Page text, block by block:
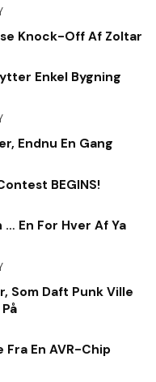
Knock-Off Af Zoltar
Enkel Bygning
Endnu En Gang
BEGINS!
… En For Hver Af Ya
Som Daft Punk Ville
En AVR-Chip